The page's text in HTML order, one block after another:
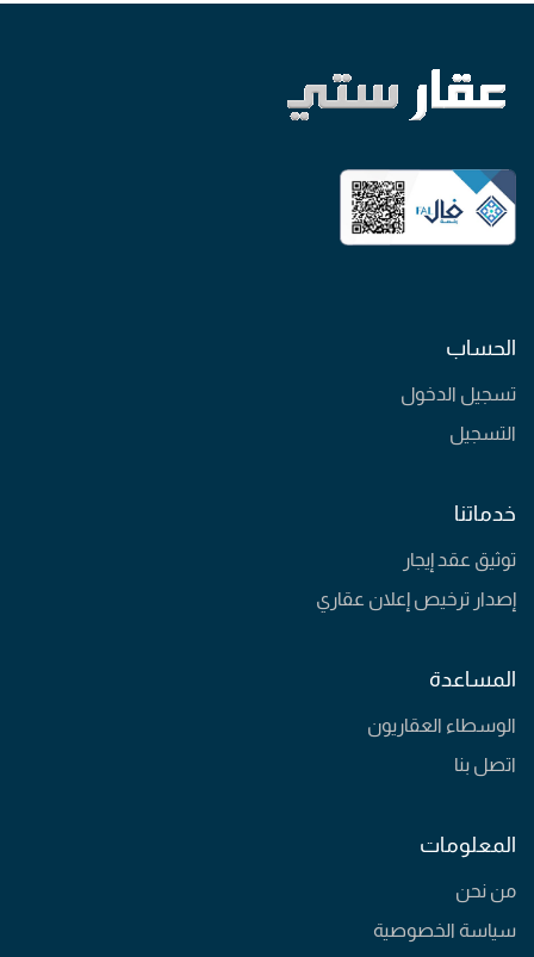
الحساب
تسجيل الدخول
التسجيل
خدماتنا
توثيق عقد إيجار
إصدار ترخيص إعلان عقاري
المساعدة
الوسطاء العقاريون
اتصل بنا
المعلومات
من نحن
سياسة الخصوصية